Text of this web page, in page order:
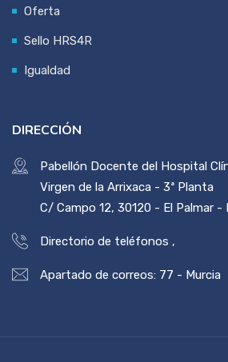
Oferta
Sello HRS4R
Igualdad
DIRECCIÓN
Pabellón Docente del Hospital
Virgen de la Arrixaca - 3ª Planta
C/ Campo 12, 30120 - El Palmar -
Directorio de teléfonos ,
Apartado de correos: 77 - Murcia